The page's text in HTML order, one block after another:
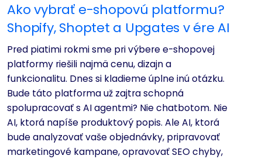
Ako vybrať e-shopovú platformu?
Shopify, Shoptet a Upgates v ére AI
Pred piatimi rokmi sme pri výbere e-shopovej
platformy riešili najmä cenu, dizajn a
funkcionalitu. Dnes si kladieme úplne inú otázku.
Bude táto platforma už zajtra schopná
spolupracovať s AI agentmi? Nie chatbotom. Nie
AI, ktorá napíše produktový popis. Ale AI, ktorá
bude analyzovať vaše objednávky, pripravovať
marketingové kampane, opravovať SEO chyby,